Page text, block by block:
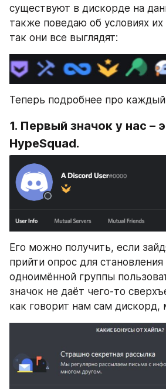
существуют в дискорде на
также поведаю об условиях их
так они все выглядят:
Теперь подробнее про
1. Первый значок у нас –
HypeSquad.
Его можно получить, если
прийти опрос для
одноимённой группы
значок не даёт чего-то
как говорит нам сам дискорд,